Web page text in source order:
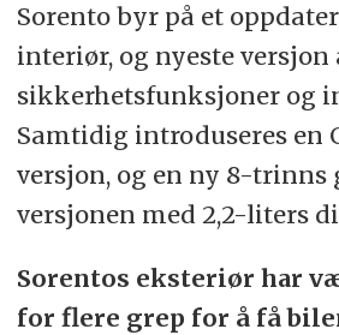
Sorento byr på et
interiør, og nyeste versjon
sikkerhetsfunksjoner og
Samtidig introduseres en
versjon, og en ny 8-trinns
versjonen med 2,2-liters
Sorentos eksteriør har
for flere grep for å få